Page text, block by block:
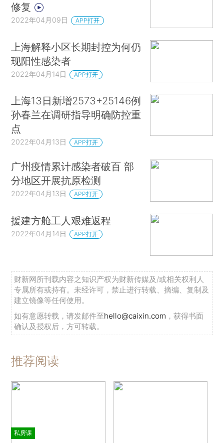
修复
2022年04月09日 APP打开
上海解释小区长期封控为何仍
现阳性感染者
2022年04月14日 APP打开
上海13日新增2573+25146例
孙春兰在调研指导明确防控重
点
2022年04月13日 APP打开
广州疫情累计感染者破百 部
分地区开展抗原检测
2022年04月13日 APP打开
援建方舱工人艰难返程
2022年04月14日 APP打开
财新网所刊载内容之知识产权为财新传媒及/或相关权利人
专属所有或持有。未经许可，禁止进行转载、摘编、复制及
建立镜像等任何使用。
如有意愿转载，请发邮件至hello@caixin.com ，获得书面
确认及授权后，方可转载。
推荐阅读
私房课